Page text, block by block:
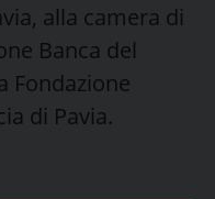
alla camera di
Banca del
Fondazione
di Pavia.